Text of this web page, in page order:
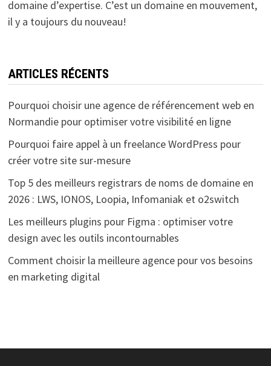
domaine d’expertise. C’est un domaine en mouvement,
il y a toujours du nouveau!
ARTICLES RÉCENTS
Pourquoi choisir une agence de référencement web en
Normandie pour optimiser votre visibilité en ligne
Pourquoi faire appel à un freelance WordPress pour
créer votre site sur-mesure
Top 5 des meilleurs registrars de noms de domaine en
2026 : LWS, IONOS, Loopia, Infomaniak et o2switch
Les meilleurs plugins pour Figma : optimiser votre
design avec les outils incontournables
Comment choisir la meilleure agence pour vos besoins
en marketing digital